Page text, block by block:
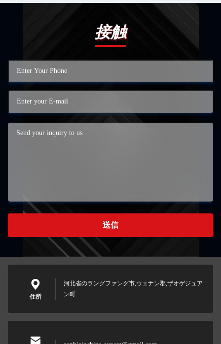
接触
送信
住所
河北省のラングファング市,ウェナン郡,ザオゲジュア
ン町